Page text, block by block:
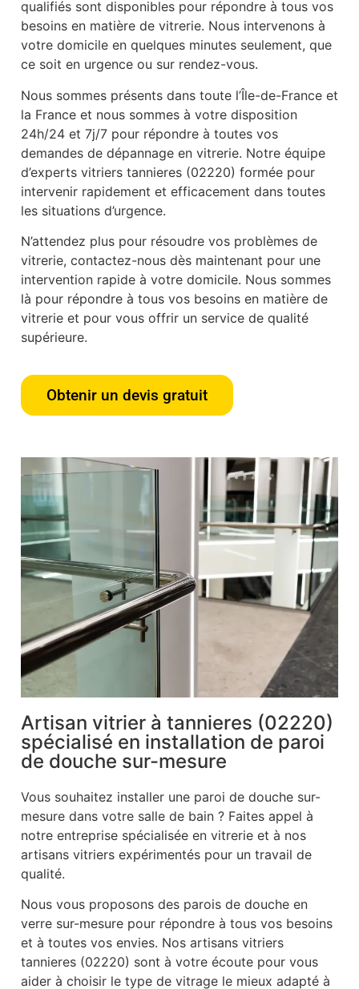
qualifiés sont disponibles pour répondre à tous vos
besoins en matière de vitrerie. Nous intervenons à
votre domicile en quelques minutes seulement, que
ce soit en urgence ou sur rendez-vous.
Nous sommes présents dans toute l’Île-de-France et
la France et nous sommes à votre disposition
24h/24 et 7j/7 pour répondre à toutes vos
demandes de dépannage en vitrerie. Notre équipe
d’experts vitriers tannieres (02220) formée pour
intervenir rapidement et efficacement dans toutes
les situations d’urgence.
N’attendez plus pour résoudre vos problèmes de
vitrerie, contactez-nous dès maintenant pour une
intervention rapide à votre domicile. Nous sommes
là pour répondre à tous vos besoins en matière de
vitrerie et pour vous offrir un service de qualité
supérieure.
Obtenir un devis gratuit
Artisan vitrier à tannieres (02220)
spécialisé en installation de paroi
de douche sur-mesure
Vous souhaitez installer une paroi de douche sur-
mesure dans votre salle de bain ? Faites appel à
notre entreprise spécialisée en vitrerie et à nos
artisans vitriers expérimentés pour un travail de
qualité.
Nous vous proposons des parois de douche en
verre sur-mesure pour répondre à tous vos besoins
et à toutes vos envies. Nos artisans vitriers
tannieres (02220) sont à votre écoute pour vous
aider à choisir le type de vitrage le mieux adapté à